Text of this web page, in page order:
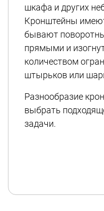
шкафа и других
Кронштейны
бывают
прямыми и
количеством
штырьков или
Разнообразие
выбрать
задачи.